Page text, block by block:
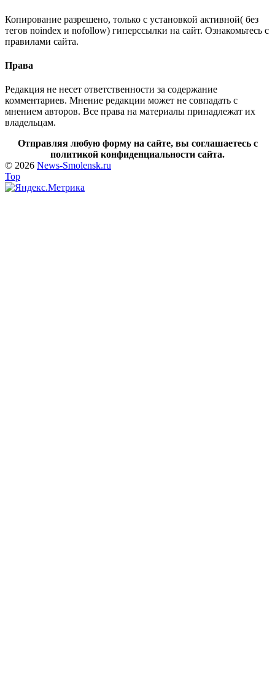
Копирование разрешено, только с установкой активной( без
тегов noindex и nofollow) гиперссылки на сайт. Ознакомьтесь с
правилами сайта.
Права
Редакция не несет ответственности за содержание
комментариев. Мнение редакции может не совпадать с
мнением авторов. Все права на материалы принадлежат их
владельцам.
Отправляя любую форму на сайте, вы соглашаетесь с
политикой конфиденциальности сайта.
© 2026 News-Smolensk.ru
Top